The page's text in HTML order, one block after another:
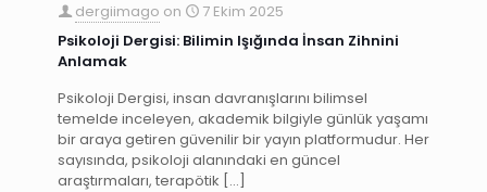
dergiimago on
7 Ekim 2025
Psikoloji Dergisi: Bilimin Işığında İnsan Zihnini
Anlamak
Psikoloji Dergisi, insan davranışlarını bilimsel
temelde inceleyen, akademik bilgiyle günlük yaşamı
bir araya getiren güvenilir bir yayın platformudur. Her
sayısında, psikoloji alanındaki en güncel
araştırmaları, terapötik […]